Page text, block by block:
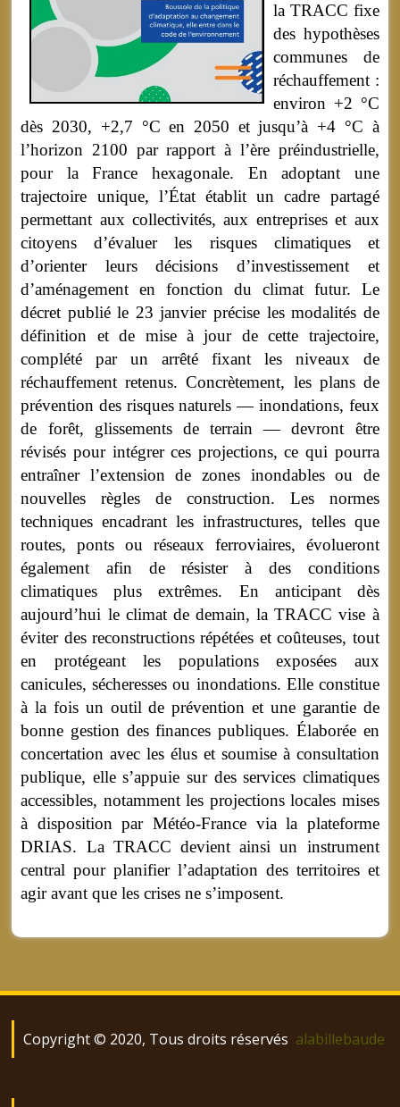
la TRACC fixe
des hypothèses
communes de
réchauffement :
environ +2 °C
dès 2030, +2,7 °C en 2050 et jusqu’à +4 °C à
l’horizon 2100 par rapport à l’ère préindustrielle,
pour la France hexagonale. En adoptant une
trajectoire unique, l’État établit un cadre partagé
permettant aux collectivités, aux entreprises et aux
citoyens d’évaluer les risques climatiques et
d’orienter leurs décisions d’investissement et
d’aménagement en fonction du climat futur. Le
décret publié le 23 janvier précise les modalités de
définition et de mise à jour de cette trajectoire,
complété par un arrêté fixant les niveaux de
réchauffement retenus. Concrètement, les plans de
prévention des risques naturels — inondations, feux
de forêt, glissements de terrain — devront être
révisés pour intégrer ces projections, ce qui pourra
entraîner l’extension de zones inondables ou de
nouvelles règles de construction. Les normes
techniques encadrant les infrastructures, telles que
routes, ponts ou réseaux ferroviaires, évolueront
également afin de résister à des conditions
climatiques plus extrêmes. En anticipant dès
aujourd’hui le climat de demain, la TRACC vise à
éviter des reconstructions répétées et coûteuses, tout
en protégeant les populations exposées aux
canicules, sécheresses ou inondations. Elle constitue
à la fois un outil de prévention et une garantie de
bonne gestion des finances publiques. Élaborée en
concertation avec les élus et soumise à consultation
publique, elle s’appuie sur des services climatiques
accessibles, notamment les projections locales mises
à disposition par Météo-France via la plateforme
DRIAS. La TRACC devient ainsi un instrument
central pour planifier l’adaptation des territoires et
agir avant que les crises ne s’imposent.
Copyright © 2020, Tous droits réservés alabillebaude